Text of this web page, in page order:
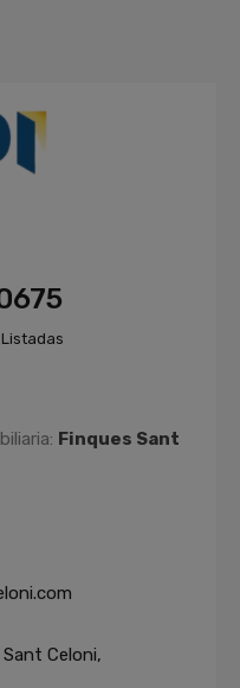
Finques Sant
Sant Celoni,